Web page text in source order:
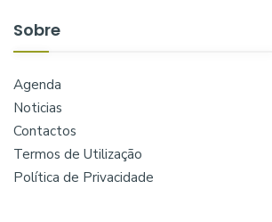
Sobre
Agenda
Noticias
Contactos
Termos de Utilização
Política de Privacidade